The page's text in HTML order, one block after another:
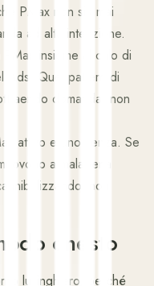
PMax non sia mai
ad alta intenzione.
PMax insieme al calo di
Ads. Quel pattern di
domanda, non
attivo e uno senza. Se
a malapena
non
onesto
lusinghiero, perché